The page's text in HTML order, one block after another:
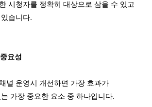
시청자를 정확히 대상으로 삼을 수 있고
습니다.
요성
널 운영시 개선하면 가장 효과가
가장 중요한 요소 중 하나입니다.